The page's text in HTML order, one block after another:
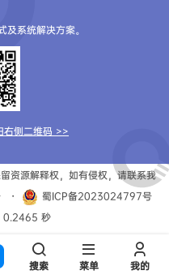
系统解决方案。
右侧二维码 >>
资源解释权，如有侵权，请联系我
・
蜀ICP备2023024797号
0.2465 秒
搜索 菜单 我的